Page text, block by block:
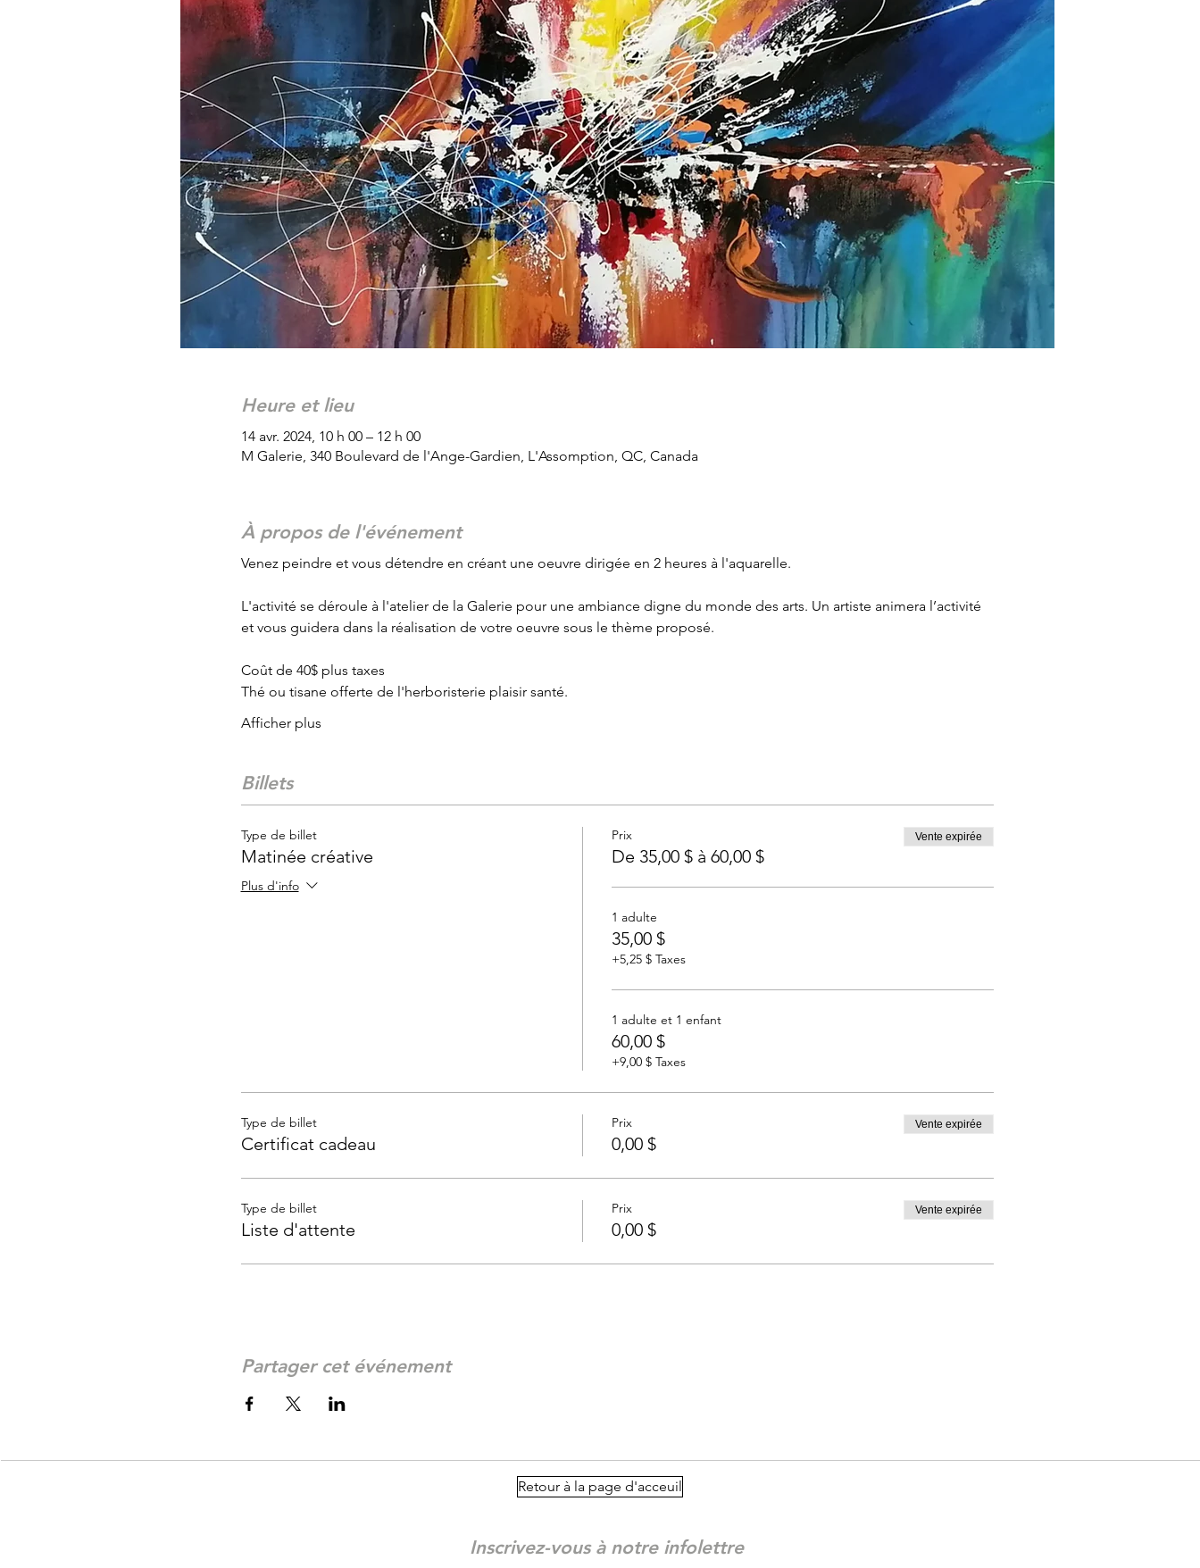
Heure et lieu
14 avr. 2024, 10 h 00 – 12 h 00
M Galerie, 340 Boulevard de l'Ange-Gardien, L'Assomption, QC, Canada
À propos de l'événement
Venez peindre et vous détendre en créant une oeuvre dirigée en 2 heures à l'aquarelle.
L'activité se déroule à l'atelier de la Galerie pour une ambiance digne du monde des arts. Un artiste animera l’activité
et vous guidera dans la réalisation de votre oeuvre sous le thème proposé.
Coût de 40$ plus taxes
Thé ou tisane offerte de l'herboristerie plaisir santé.
Afficher plus
Billets
Type de billet
Matinée créative
Plus d'info
Prix
De 35,00 $ à 60,00 $
Vente expirée
1 adulte
35,00 $
+5,25 $ Taxes
1 adulte et 1 enfant
60,00 $
+9,00 $ Taxes
Type de billet
Certificat cadeau
Prix
0,00 $
Vente expirée
Type de billet
Liste d'attente
Prix
0,00 $
Vente expirée
Partager cet événement
Retour à la page d'acceuil
Inscrivez-vous à notre infolettre